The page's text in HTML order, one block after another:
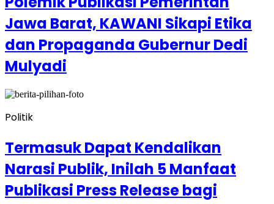
Jawa Barat, KAWANI Sikapi Etika
dan Propaganda Gubernur Dedi
Mulyadi
Politik
Termasuk Dapat Kendalikan
Narasi Publik, Inilah 5 Manfaat
Publikasi Press Release bagi